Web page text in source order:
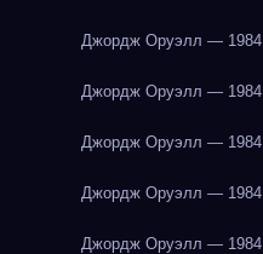
Джордж Оруэлл — 1984
Джордж Оруэлл — 1984
Джордж Оруэлл — 1984
Джордж Оруэлл — 1984
Джордж Оруэлл — 1984